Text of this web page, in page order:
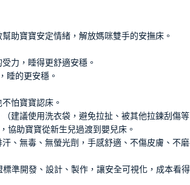
助寶寶安定情緒，解放媽咪雙手的安撫床。
力，睡得更舒適安穩。
睡的更安穩。
怕寶寶認床。
建議使用洗衣袋，避免拉扯、被其他拉鍊刮傷等
協助寶寶從新生兒過渡到嬰兒床。
、無毒、無螢光劑，手感舒適、不傷皮膚、不
準開發、設計、製作，讓安全可視化，成本看得